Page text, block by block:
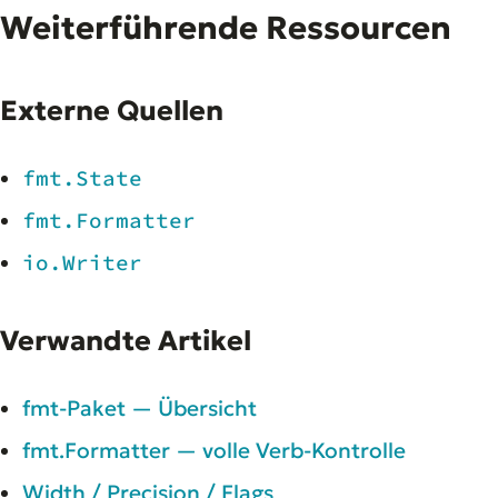
Weiterführende Ressourcen
Externe Quellen
fmt.State
fmt.Formatter
io.Writer
Verwandte Artikel
fmt-Paket — Übersicht
fmt.Formatter — volle Verb-Kontrolle
Width / Precision / Flags